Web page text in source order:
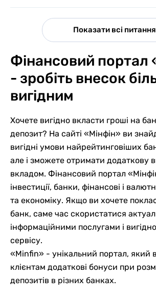
Показати всі питання
Фінансовий портал
- зробіть внесок
вигідним
Хочете вигідно вкласти гроші на
депозит? На сайті «Мінфін» ви
вигідні умови найрейтинговіших
але і зможете отримати додаткову
вкладом. Фінансовий портал
інвестиції, банки, фінансові і
та економіку. Якщо ви хочете
банк, саме час скористатися
інформаційними послугами і
сервісу.
«Minfin» - унікальний портал, який
клієнтам додаткові бонуси при
депозитів в різних банках.